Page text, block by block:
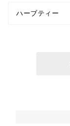
ハーブティー